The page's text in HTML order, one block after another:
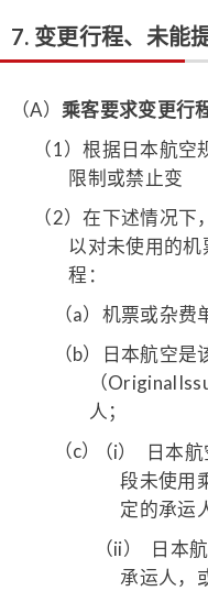
7. 变更行程、未能
（A） 乘客要求变更行
（1）根据日本航空
限制或禁止变
（2）在下述情况下
以对未使用的
程：
（a） 机票或杂费
（b）
日本航空是
（
人；
（c）
（i）
日本
段未使用
定的承运
（ii）
日本
承运人，